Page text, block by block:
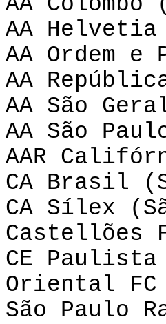
AA
AA Ordem
AA
AA São
AA São
AAR
CA Brasil
CA Sílex
Castellões
CE Paulista
Oriental FC
São Paulo